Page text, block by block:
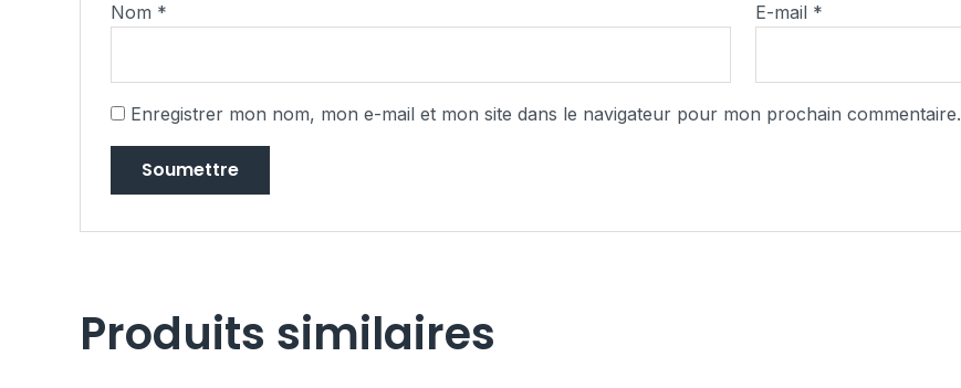
Nom * E-mail *
Enregistrer mon nom, mon e-mail et mon site dans le navigateur pour mon prochain commentaire.
Produits similaires